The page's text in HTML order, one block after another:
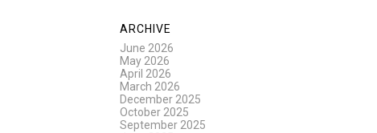
ARCHIVE
June 2026
May 2026
April 2026
March 2026
December 2025
October 2025
September 2025